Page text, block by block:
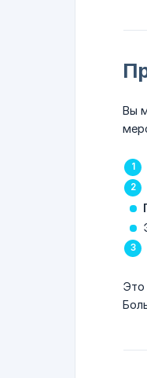
Вы
Это